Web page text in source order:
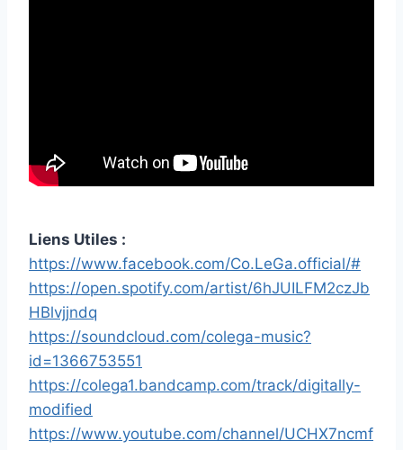
Liens Utiles :
https://www.facebook.com/Co.LeGa.official/#
https://open.spotify.com/artist/6hJUILFM2czJb
HBlvjjndq
https://soundcloud.com/colega-music?
id=1366753551
https://colega1.bandcamp.com/track/digitally-
modified
https://www.youtube.com/channel/UCHX7ncmf